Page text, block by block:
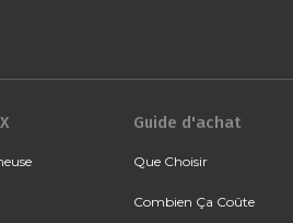
Guide d'achat
Que Choisir
Combien Ça Coûte